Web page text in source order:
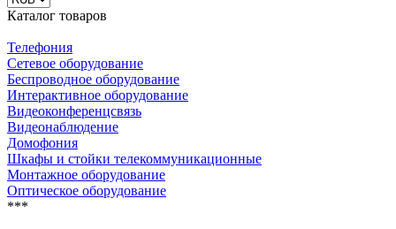
Каталог товаров
Телефония
Сетевое оборудование
Беспроводное оборудование
Интерактивное оборудование
Видеоконференцсвязь
Видеонаблюдение
Домофония
Шкафы и стойки телекоммуникационные
Монтажное оборудование
Оптическое оборудование
***